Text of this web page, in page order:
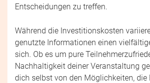
Entscheidungen zu treffen.
Während die Investitionskosten
genutzte Informationen einen
sich. Ob es um pure
Nachhaltigkeit deiner Veranstaltung
dich selbst von den Möglichkeiten, die